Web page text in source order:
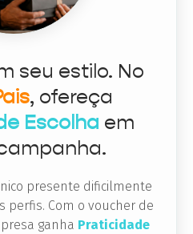
seu estilo. No
, ofereça
Escolha em
presente dificilmente
perfis. Com o voucher de
ganha Praticidade